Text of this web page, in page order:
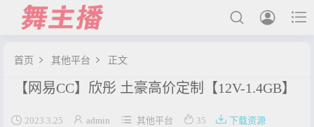



最新发布
国内主播
首页  其他平台  正文
【网易CC】欣彤 土豪高价定制【12V-1.4GB】
 2023.3.25  admin  其他平台  35  下载资源